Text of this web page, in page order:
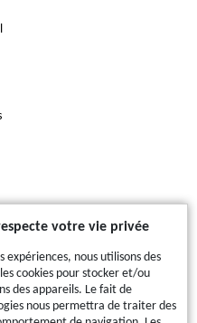
votre vie privée
expériences, nous utilisons des
cookies pour stocker et/ou
des appareils. Le fait de
nous permettra de traiter des